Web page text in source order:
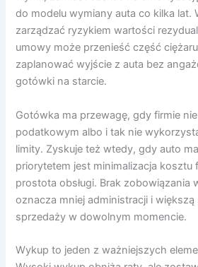
do modelu wymiany auta co kilka lat.
zarządzać ryzykiem wartości
umowy może przenieść część
zaplanować wyjście z auta bez
gotówki na starcie.
Gotówka ma przewagę, gdy firmie
podatkowym albo i tak nie
limity. Zyskuje też wtedy, gdy auto
priorytetem jest minimalizacja kosztu
prostota obsługi. Brak zobowiązania
oznacza mniej administracji i
sprzedaży w dowolnym momencie.
Wykup to jeden z ważniejszych